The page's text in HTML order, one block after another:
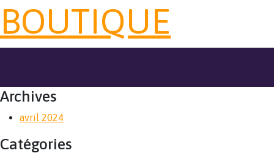
BOUTIQUE
Archives
avril 2024
Catégories